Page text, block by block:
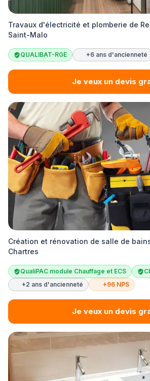
Travaux d'électricité et plomberie de
Saint-Malo
QUALIBAT-RGE +6 ans d'ancienneté
Je veux un devis
Création et rénovation de salle de
Chartres
QualiPAC module Chauffage et ECS
+2 ans d'ancienneté
+96 NPS
Je veux un devis